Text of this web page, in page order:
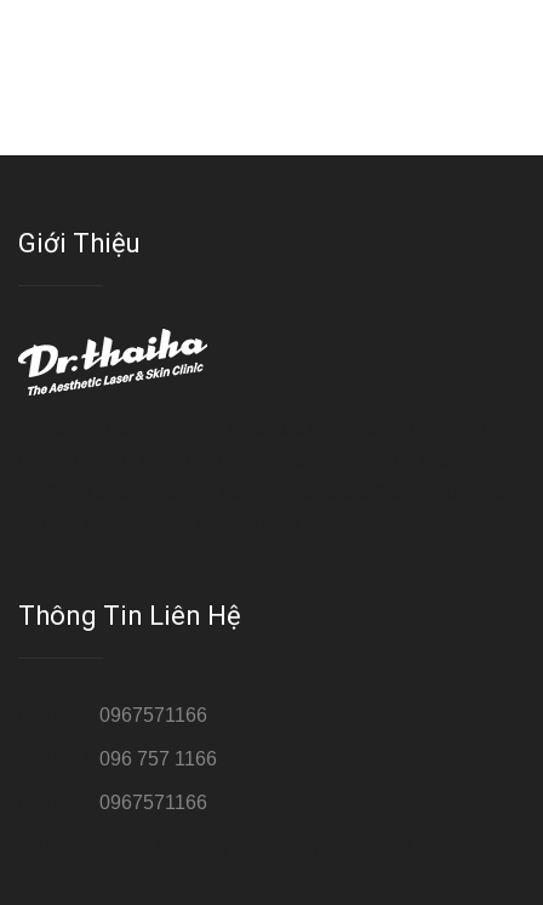
Giới Thiệu
Thông Tin Liên Hệ
0967571166
096 757 1166
0967571166